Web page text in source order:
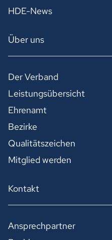
HDE-News
Über uns
Der Verband
Leistungsübersicht
Ehrenamt
Bezirke
Qualitätszeichen
Mitglied werden
Kontakt
Ansprechpartner